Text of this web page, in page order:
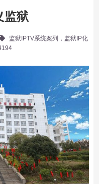
监狱
监狱IPTV系统案列，监狱IP化